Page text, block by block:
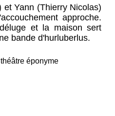
et Yann (Thierry Nicolas)
approche.
et la maison sert
bande d'hurluberlus.
éponyme